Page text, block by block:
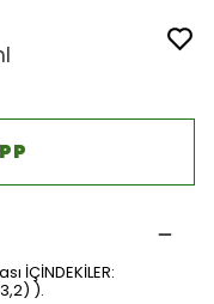
İÇİNDEKİLER:
).